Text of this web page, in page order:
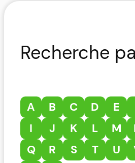
Recherche
A B C D E
I
J K L M
Q
R S T U